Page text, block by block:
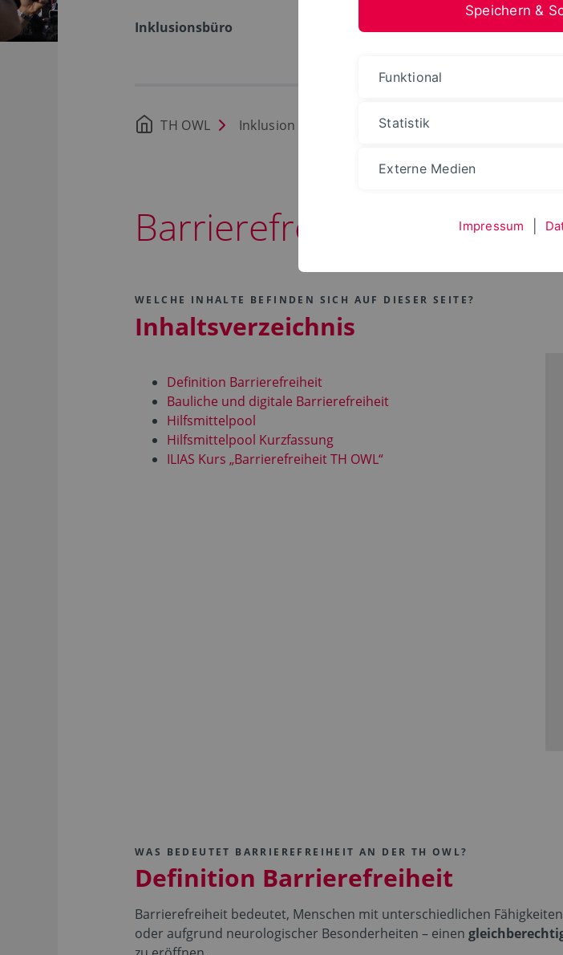
Inklusionsbüro
TH OWL Inklusion Barrierefreiheit
Barrierefreiheit
WELCHE INHALTE BEFINDEN SICH AUF DIESER SEITE?
Inhaltsverzeichnis
Definition Barrierefreiheit
Bauliche und digitale Barrierefreiheit
Hilfsmittelpool
Hilfsmittelpool Kurzfassung
ILIAS Kurs „Barrierefreiheit TH OWL“
WAS BEDEUTET BARRIEREFREIHEIT AN DER TH OWL?
Definition Barrierefreiheit
Barrierefreiheit bedeutet, Menschen mit unterschiedlichen
oder aufgrund neurologischer Besonderheiten – einen
Speichern &
Funktional
Statistik
Externe Medien
Impressum